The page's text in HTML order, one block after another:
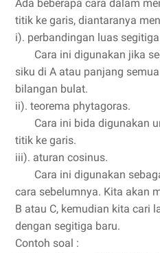
Ada beberapa cara dalam
titik ke garis, diantaranya
i). perbandingan luas
Cara ini digunakan jika
siku di A atau panjang
bilangan bulat.
ii). teorema phytagoras.
Cara ini bida digunakan
titik ke garis.
iii). aturan cosinus.
Cara ini digunakan
cara sebelumnya. Kita akan
B atau C, kemudian kita cari
dengan segitiga baru.
Contoh soal :